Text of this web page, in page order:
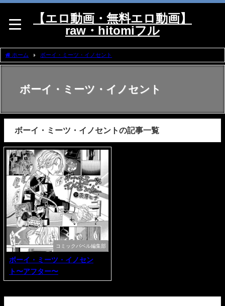
【エロ動画・無料エロ動画】
raw・hitomiフル
ホーム ボーイ・ミーツ・イノセント
ボーイ・ミーツ・イノセント
ボーイ・ミーツ・イノセントの記事一覧
コミックバベル編集部
ボーイ・ミーツ・イノセン
ト〜アフター〜